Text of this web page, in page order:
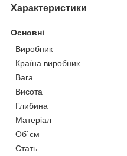
Характеристики
Основні
Виробник
Країна виробник
Вага
Висота
Глибина
Матеріал
Об`єм
Стать